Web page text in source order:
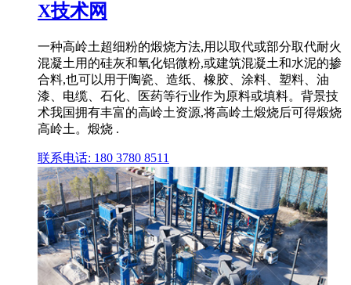
X技术网
一种高岭土超细粉的煅烧方法,用以取代或部分取代耐火
混凝土用的硅灰和氧化铝微粉,或建筑混凝土和水泥的掺
合料,也可以用于陶瓷、造纸、橡胶、涂料、塑料、油
漆、电缆、石化、医药等行业作为原料或填料。背景技
术我国拥有丰富的高岭土资源,将高岭土煅烧后可得煅烧
高岭土。煅烧 .
联系电话: 180 3780 8511